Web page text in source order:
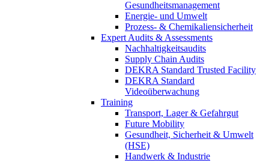
Gesundheitsmanagement
Energie- und Umwelt
Prozess- & Chemikaliensicherheit
Expert Audits & Assessments
Nachhaltigkeitsaudits
Supply Chain Audits
DEKRA Standard Trusted Facility
DEKRA Standard
Videoüberwachung
Training
Transport, Lager & Gefahrgut
Future Mobility
Gesundheit, Sicherheit & Umwelt
(HSE)
Handwerk & Industrie